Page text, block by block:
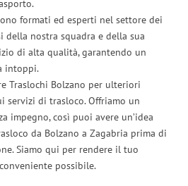
formati ed esperti nel settore dei
della nostra squadra e della sua
di alta qualità, garantendo un
intoppi.
Traslochi Bolzano per ulteriori
servizi di trasloco. Offriamo un
impegno, così puoi avere un’idea
da Bolzano a Zagabria prima di
Siamo qui per rendere il tuo
possibile.